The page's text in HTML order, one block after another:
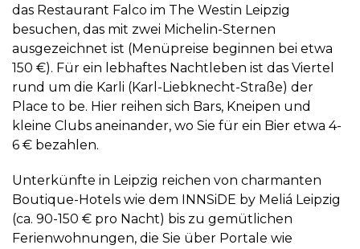
das Restaurant Falco im The Westin Leipzig
besuchen, das mit zwei Michelin-Sternen
ausgezeichnet ist (Menüpreise beginnen bei etwa
150 €). Für ein lebhaftes Nachtleben ist das Viertel
rund um die Karli (Karl-Liebknecht-Straße) der
Place to be. Hier reihen sich Bars, Kneipen und
kleine Clubs aneinander, wo Sie für ein Bier etwa 4-
6 € bezahlen.
Unterkünfte in Leipzig reichen von charmanten
Boutique-Hotels wie dem INNSiDE by Meliá Leipzig
(ca. 90-150 € pro Nacht) bis zu gemütlichen
Ferienwohnungen, die Sie über Portale wie